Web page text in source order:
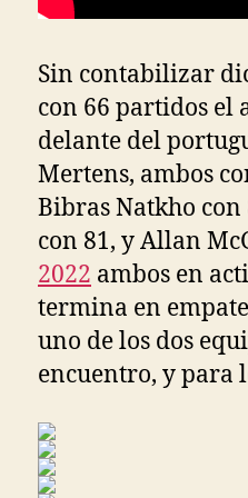
Sin contabilizar
con 66 partidos el
delante del
Mertens, ambos
Bibras Natkho
con 81, y Allan
2022 ambos en
termina en
uno de los dos
encuentro, y para